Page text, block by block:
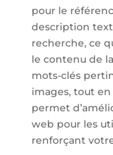
pour le
description
recherche, ce
le contenu de
mots-clés
images, tout
permet
web pour les
renforçant